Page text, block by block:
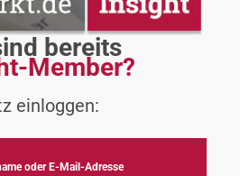
bereits
Member?
einloggen:
oder E-Mail-Adresse